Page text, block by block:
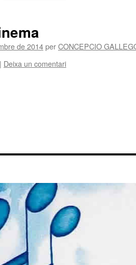
de 2014perCONCEPCIO
| Deixa un comentari